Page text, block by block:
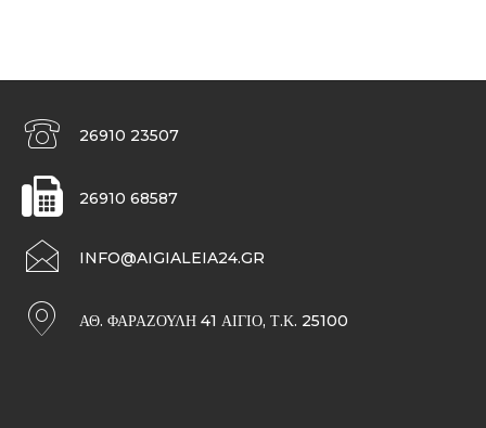
26910 23507
26910 68587
INFO@AIGIALEIA24.GR
ΑΘ. ΦΑΡΑΖΟΥΛΉ 41 ΑΊΓΙΟ, Τ.Κ. 25100